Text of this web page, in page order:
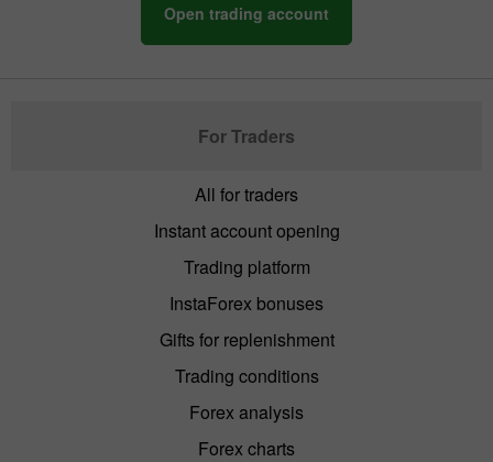
Open trading account
For Traders
All for traders
Instant account opening
Trading platform
InstaForex bonuses
Gifts for replenishment
Trading conditions
Forex analysis
Forex charts